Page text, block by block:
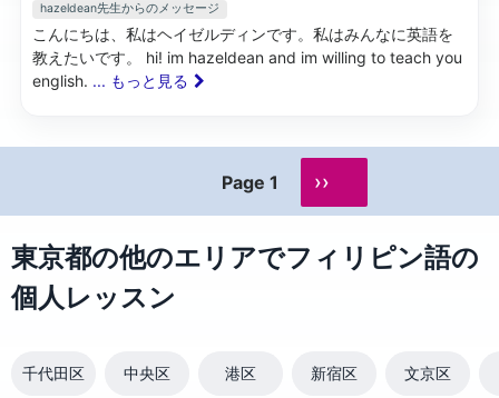
hazeldean先生からのメッセージ
こんにちは、私はヘイゼルディンです。私はみんなに英語を
教えたいです。 hi! im hazeldean and im willing to teach you
english. ... もっと見る
Page 1 ››
東京都の他のエリアでフィリピン語の
個人レッスン
千代田区 中央区 港区 新宿区 文京区